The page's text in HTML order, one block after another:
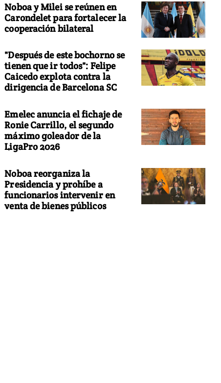
Noboa y Milei se reúnen en
Carondelet para fortalecer la
cooperación bilateral
"Después de este bochorno se
tienen que ir todos": Felipe
Caicedo explota contra la
dirigencia de Barcelona SC
Emelec anuncia el fichaje de
Ronie Carrillo, el segundo
máximo goleador de la
LigaPro 2026
Noboa reorganiza la
Presidencia y prohíbe a
funcionarios intervenir en
venta de bienes públicos